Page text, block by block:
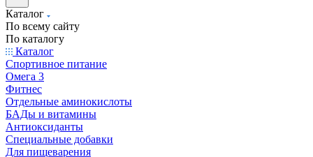
Каталог
По всему сайту
По каталогу
Каталог
Спортивное питание
Омега 3
Фитнес
Отдельные аминокислоты
БАДы и витамины
Антиоксиданты
Специальные добавки
Для пищеварения